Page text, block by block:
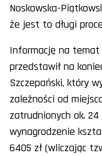
Noskowska-
że jest to długi
Informację na temat
przedstawił na
Szczepański, który
zależności od
zatrudnionych ok.
wynagrodzenie
6405 zł (wliczając